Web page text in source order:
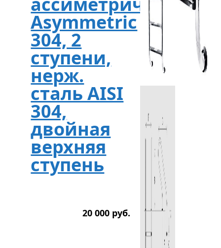
Asymmetric
304, 2
ступени,
нерж.
сталь AISI
304,
двойная
верхняя
ступень
20 000 руб.